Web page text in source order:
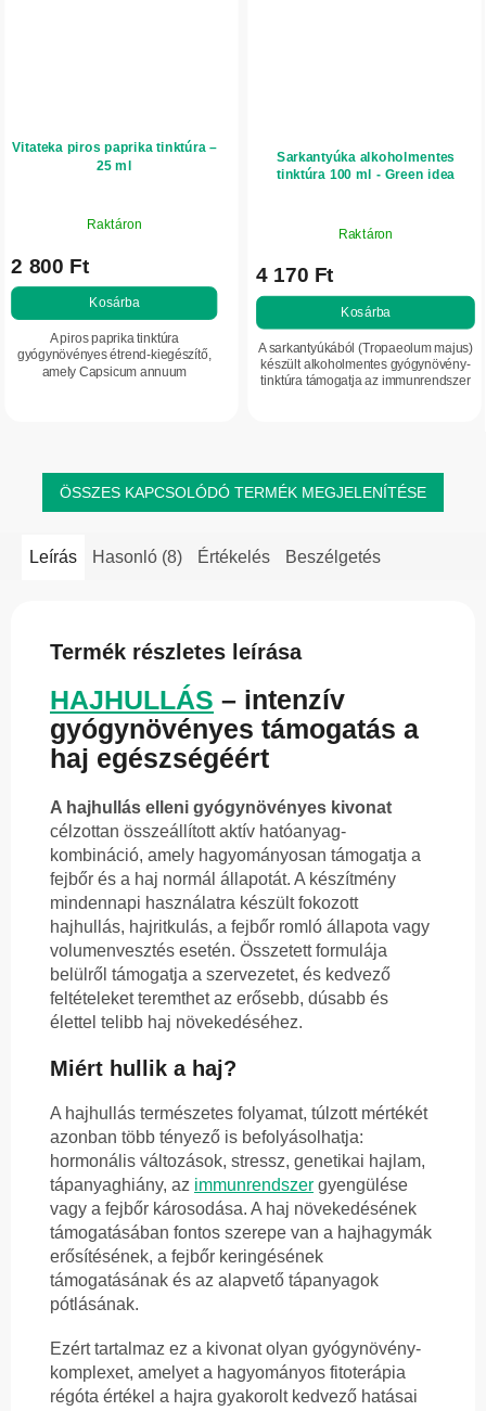
Vitateka piros paprika tinktúra –
25 ml
Raktáron
2 800 Ft
Kosárba
A piros paprika tinktúra
gyógynövényes étrend-kiegészítő,
amely Capsicum annuum
Sarkantyúka alkoholmentes
tinktúra 100 ml - Green idea
Raktáron
4 170 Ft
Kosárba
A sarkantyúkából (Tropaeolum majus)
készült alkoholmentes gyógynövény-
tinktúra támogatja az immunrendszer
ÖSSZES KAPCSOLÓDÓ TERMÉK MEGJELENÍTÉSE
Leírás Hasonló (8) Értékelés Beszélgetés
Termék részletes leírása
HAJHULLÁS – intenzív
gyógynövényes támogatás a
haj egészségéért
A hajhullás elleni gyógynövényes kivonat
célzottan összeállított aktív hatóanyag-
kombináció, amely hagyományosan támogatja a
fejbőr és a haj normál állapotát. A készítmény
mindennapi használatra készült fokozott
hajhullás, hajritkulás, a fejbőr romló állapota vagy
volumenvesztés esetén. Összetett formulája
belülről támogatja a szervezetet, és kedvező
feltételeket teremthet az erősebb, dúsabb és
élettel telibb haj növekedéséhez.
Miért hullik a haj?
A hajhullás természetes folyamat, túlzott mértékét
azonban több tényező is befolyásolhatja:
hormonális változások, stressz, genetikai hajlam,
tápanyaghiány, az immunrendszer gyengülése
vagy a fejbőr károsodása. A haj növekedésének
támogatásában fontos szerepe van a hajhagymák
erősítésének, a fejbőr keringésének
támogatásának és az alapvető tápanyagok
pótlásának.
Ezért tartalmaz ez a kivonat olyan gyógynövény-
komplexet, amelyet a hagyományos fitoterápia
régóta értékel a hajra gyakorolt kedvező hatásai